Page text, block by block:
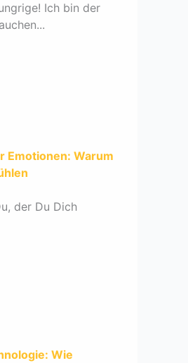
Ich bin der
Emotionen: Warum
der Du Dich
Wie